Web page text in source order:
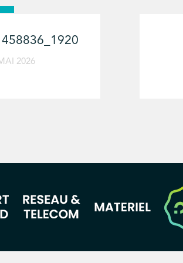
2026